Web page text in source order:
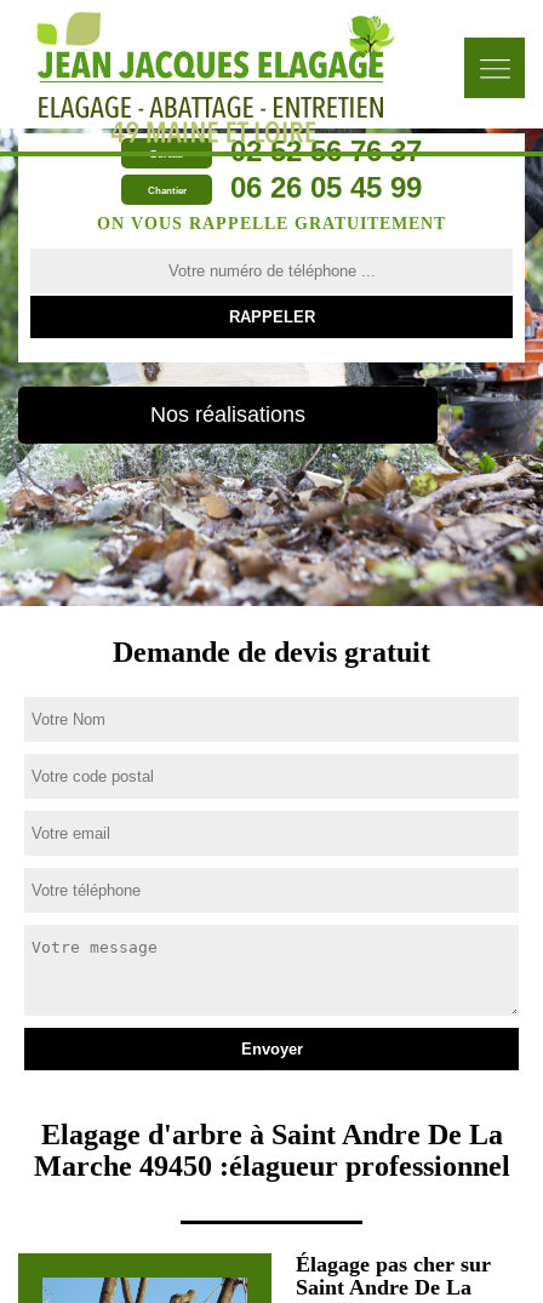
Bureau 02 52 56 76 37
Chantier 06 26 05 45 99
ON VOUS RAPPELLE GRATUITEMENT
Nos réalisations
Demande de devis gratuit
Elagage d'arbre à Saint Andre De La
Marche 49450 :élagueur professionnel
Élagage pas cher sur
Saint Andre De La